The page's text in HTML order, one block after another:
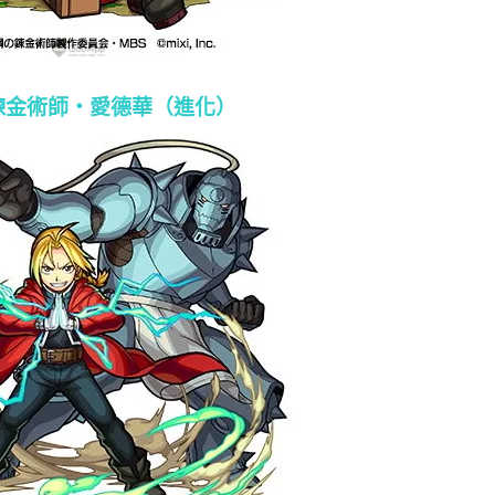
術師・愛德華（進化）